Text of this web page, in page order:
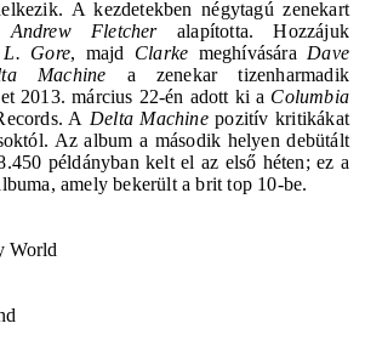
A kezdetekben négytagú zenekart
Andrew Fletcheralapította. Hozzájuk
Gore, majd Clarke meghívására Dave
Machine
a zenekar tizenharmadik
2013. március 22-én adott ki a Columbia
A Delta Machine pozitív kritikákat
Az album a második helyen debütált
példányban kelt el az első héten; ez a
amely bekerült a brit top 10-be.
World